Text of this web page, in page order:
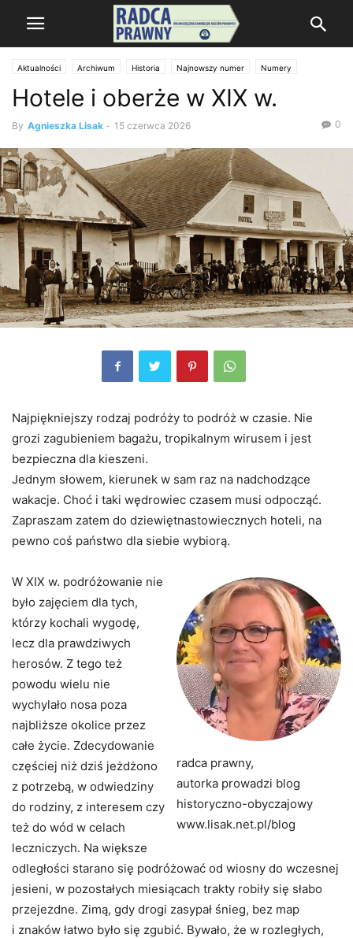
Aktualności Archiwum Historia Najnowszy numer Numery
nr 225/2026
Hotele i oberże w XIX w.
By Agnieszka Lisak - 15 czerwca 2026 0
Najpiękniejszy rodzaj podróży to podróż w czasie. Nie
grozi zagubieniem bagażu, tropikalnym wirusem i jest
bezpieczna dla kieszeni.
Jednym słowem, kierunek w sam raz na nadchodzące
wakacje. Choć i taki wędrowiec czasem musi odpocząć.
Zapraszam zatem do dziewiętnastowiecznych hoteli, na
pewno coś państwo dla siebie wybiorą.
radca prawny,
autorka prowadzi blog
historyczno-obyczajowy
www.lisak.net.pl/blog
W XIX w. podróżowanie nie
było zajęciem dla tych,
którzy kochali wygodę,
lecz dla prawdziwych
herosów. Z tego też
powodu wielu nie
wychylało nosa poza
najbliższe okolice przez
całe życie. Zdecydowanie
częściej niż dziś jeżdżono
z potrzebą, w odwiedziny
do rodziny, z interesem czy
też do wód w celach
leczniczych. Na większe
odległości starano się podróżować od wiosny do wczesnej
jesieni, w pozostałych miesiącach trakty robiły się słabo
przejezdne. Zimą, gdy drogi zasypał śnieg, bez map
i znaków łatwo było się zgubić. Bywało, że w rozległych,